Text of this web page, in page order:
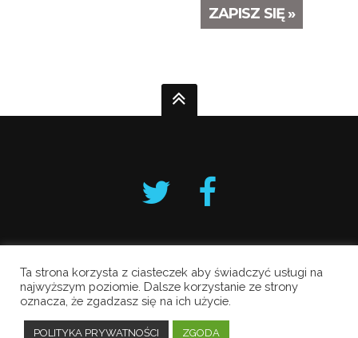
ZAPISZ SIĘ »
Krakowski Alarm Smogowy
Copyright © 2019 All Rights Reserved.
Polityka prywatności
Ta strona korzysta z ciasteczek aby świadczyć usługi na
najwyższym poziomie. Dalsze korzystanie ze strony
oznacza, że zgadzasz się na ich użycie.
POLITYKA PRYWATNOŚCI ZGODA